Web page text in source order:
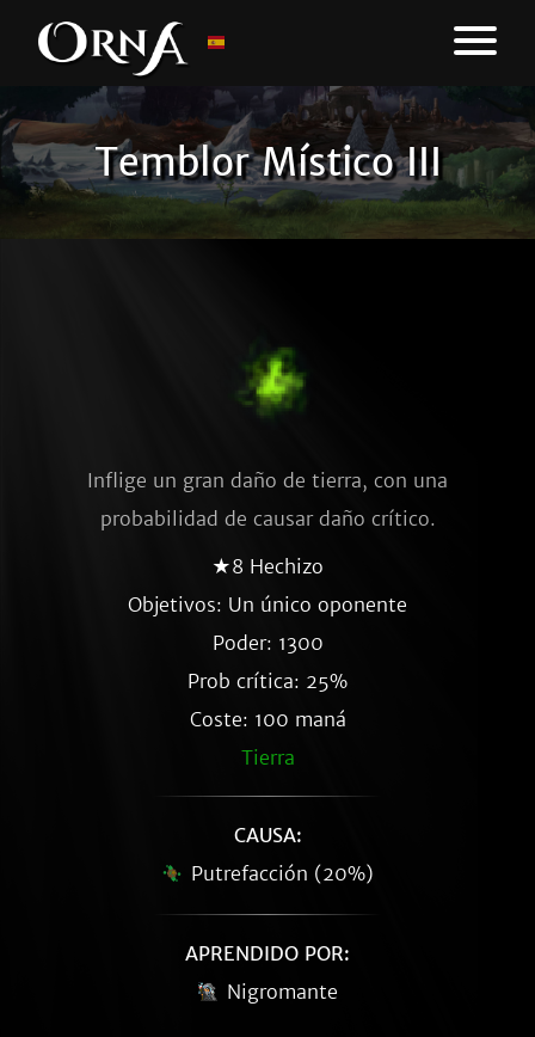
Temblor Místico III
Inflige un gran daño de tierra, con una
probabilidad de causar daño crítico.
★8 Hechizo
Objetivos: Un único oponente
Poder: 1300
Prob crítica: 25%
Coste: 100 maná
Tierra
CAUSA:
Putrefacción (20%)
APRENDIDO POR:
Nigromante